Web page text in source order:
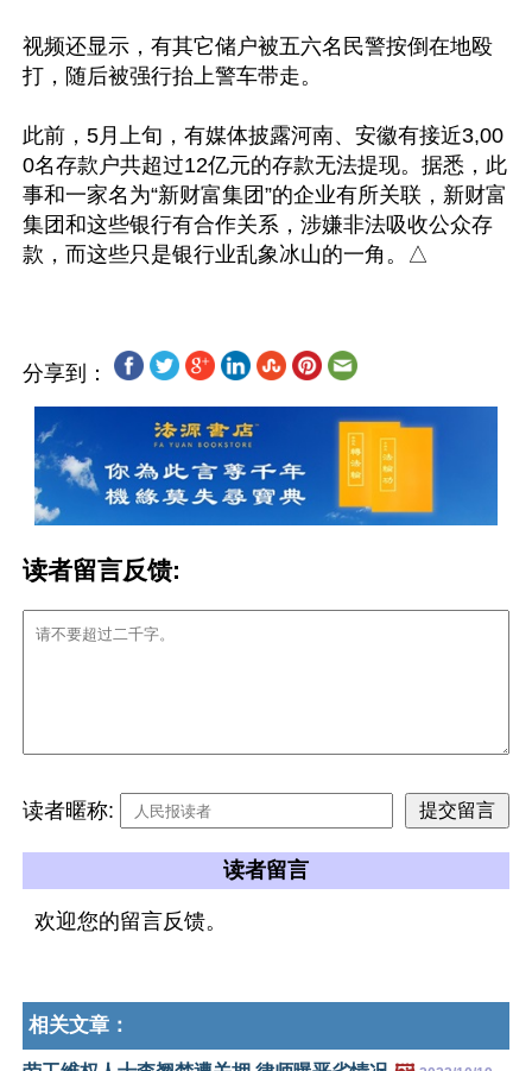
视频还显示，有其它储户被五六名民警按倒在地殴
打，随后被强行抬上警车带走。
此前，5月上旬，有媒体披露河南、安徽有接近3,00
0名存款户共超过12亿元的存款无法提现。据悉，此
事和一家名为“新财富集团”的企业有所关联，新财富
集团和这些银行有合作关系，涉嫌非法吸收公众存
分享到：
读者留言反馈:
读者暱称:
读者留言
欢迎您的留言反馈。
相关文章：